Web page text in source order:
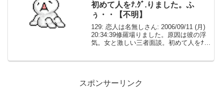
初めて人をﾅ.ｸﾞ.りました。ふ
ぅ・・【不明】
129: 恋人は名無しさん: 2006/09/11 (月)
20:34:39修羅場りました。原因は彼の浮
気。女と激しい三者面談。初めて人をﾅ.
スポンサーリンク